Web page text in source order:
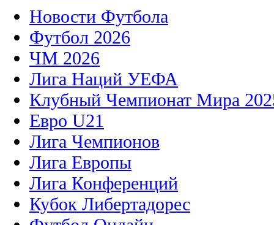
Новости Футбола
Футбол 2026
ЧМ 2026
Лига Наций УЕФА
Клубный Чемпионат Мира
Евро U21
Лига Чемпионов
Лига Европы
Лига Конференций
Кубок Либертадорес